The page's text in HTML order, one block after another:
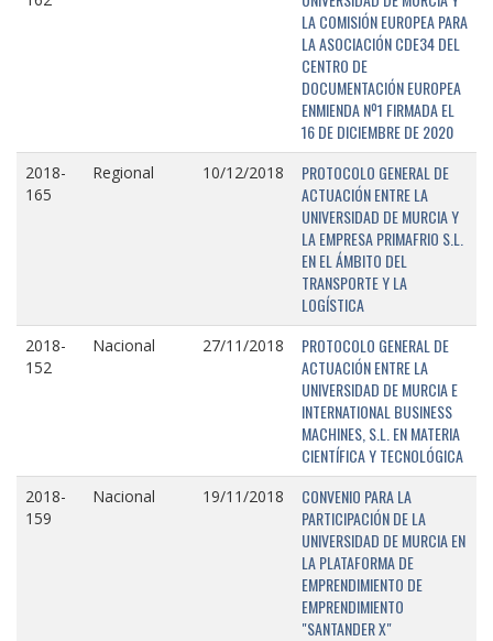
LA COMISIÓN EUROPEA PARA
LA ASOCIACIÓN CDE34 DEL
CENTRO DE
DOCUMENTACIÓN EUROPEA
ENMIENDA Nº1 FIRMADA EL
16 DE DICIEMBRE DE 2020
2018-
165
Regional 10/12/2018
PROTOCOLO GENERAL DE
ACTUACIÓN ENTRE LA
UNIVERSIDAD DE MURCIA Y
LA EMPRESA PRIMAFRIO S.L.
EN EL ÁMBITO DEL
TRANSPORTE Y LA
LOGÍSTICA
2018-
152
Nacional 27/11/2018
PROTOCOLO GENERAL DE
ACTUACIÓN ENTRE LA
UNIVERSIDAD DE MURCIA E
INTERNATIONAL BUSINESS
MACHINES, S.L. EN MATERIA
CIENTÍFICA Y TECNOLÓGICA
2018-
159
Nacional 19/11/2018
CONVENIO PARA LA
PARTICIPACIÓN DE LA
UNIVERSIDAD DE MURCIA EN
LA PLATAFORMA DE
EMPRENDIMIENTO DE
EMPRENDIMIENTO
"SANTANDER X"